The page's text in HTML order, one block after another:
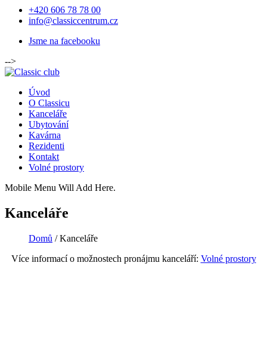
+420 606 78 78 00
info@classiccentrum.cz
Jsme na facebooku
-->
Úvod
O Classicu
Kanceláře
Ubytování
Kavárna
Rezidenti
Kontakt
Volné prostory
Mobile Menu Will Add Here.
Kanceláře
Domů /Kanceláře
Více informací o možnostech pronájmu kanceláří: Volné prostory